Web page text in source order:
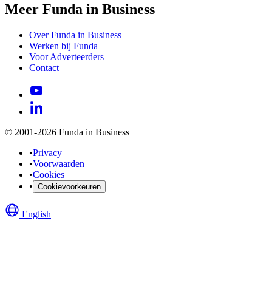
Meer Funda in Business
Over Funda in Business
Werken bij Funda
Voor Adverteerders
Contact
© 2001-2026 Funda in Business
•Privacy
•Voorwaarden
•Cookies
• Cookievoorkeuren
English